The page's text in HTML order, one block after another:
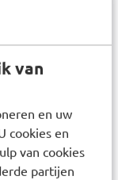
van
en uw
cookies en
van cookies
partijen
met uw
twee
erger